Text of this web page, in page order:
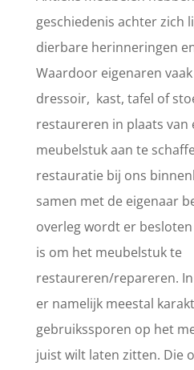
geschiedenis achter zich
dierbare herinneringen
Waardoor eigenaren
dressoir, kast, tafel of
restaureren in plaats van
meubelstuk aan te
restauratie bij ons
samen met de eigenaar
overleg wordt er
is om het meubelstuk te
restaureren/repareren.
er namelijk meestal
gebruikssporen op het
juist wilt laten zitten. Die